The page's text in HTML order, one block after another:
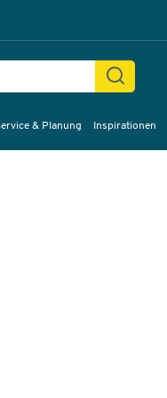
& Planung Inspirationen
Bilder Videos